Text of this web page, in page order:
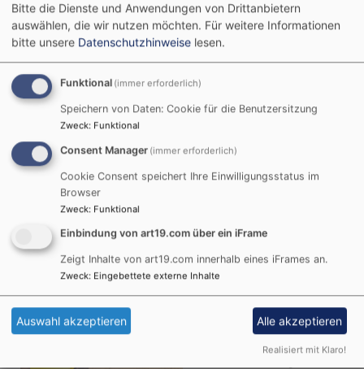
Breadcrumb
Startseite
Neuer Kurs für Anfänger*innen im
Posaunenchor
Neuer Kurs für
Anfänger*innen im
Posaunenchor
Nach dem Erfolg des
Jungbläserkurses 2024
freuen wir uns, das ab
Bitte die Dienste und Anwendungen von Drittanbietern
auswählen, die wir nutzen möchten. Für weitere Informationen
bitte unsere Datenschutzhinweise lesen.
Funktional (immer erforderlich)
Speichern von Daten: Cookie für die Benutzersitzung
Zweck: Funktional
Consent Manager (immer erforderlich)
Cookie Consent speichert Ihre Einwilligungsstatus im
Browser
Zweck: Funktional
Einbindung von art19.com über ein iFrame
Zeigt Inhalte von art19.com innerhalb eines iFrames an.
Zweck: Eingebettete externe Inhalte
Auswahl akzeptieren Alle akzeptieren
Realisiert mit Klaro!